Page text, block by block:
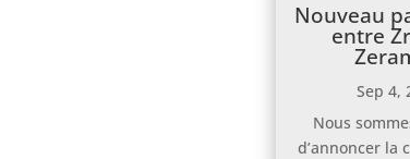
Nouveau
entre
Sep 4,
Nous
d’annoncer la